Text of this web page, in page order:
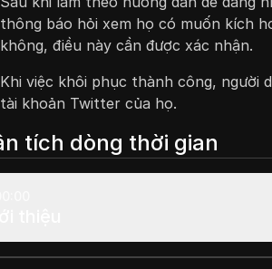
thông báo hỏi xem họ có muốn kích
không, điều này cần được xác nhận.
Khi việc khôi phục thành công, người
tài khoản Twitter của họ.
tích dòng thời gian